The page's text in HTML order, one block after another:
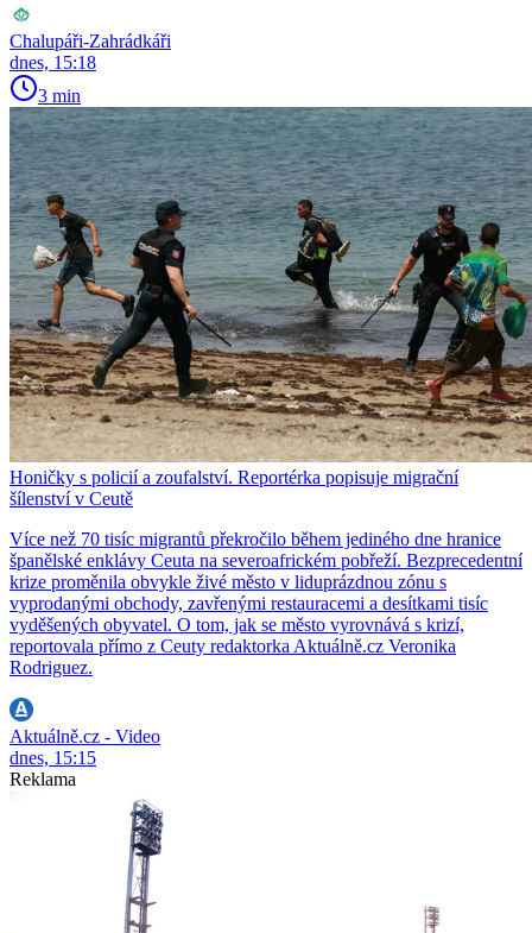
Chalupáři-Zahrádkáři
dnes, 15:18
3 min
Honičky s policií a zoufalství. Reportérka popisuje migrační
šílenství v Ceutě
Více než 70 tisíc migrantů překročilo během jediného dne hranice
španělské enklávy Ceuta na severoafrickém pobřeží. Bezprecedentní
krize proměnila obvykle živé město v liduprázdnou zónu s
vyprodanými obchody, zavřenými restauracemi a desítkami tisíc
vyděšených obyvatel. O tom, jak se město vyrovnává s krizí,
reportovala přímo z Ceuty redaktorka Aktuálně.cz Veronika
Rodriguez.
Aktuálně.cz - Video
dnes, 15:15
Reklama